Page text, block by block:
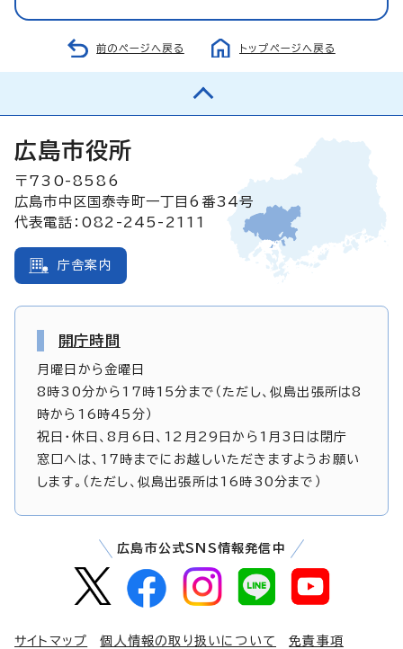
前のページへ戻る トップページへ戻る
広島市役所
〒730-8586
広島市中区国泰寺町一丁目6番34号
代表電話：082-245-2111
庁舎案内
開庁時間
月曜日から金曜日
8時30分から17時15分まで（ただし、似島出張所は8
時から16時45分）
祝日・休日、8月6日、12月29日から1月3日は閉庁
窓口へは、17時までにお越しいただきますようお願い
します。（ただし、似島出張所は16時30分まで）
広島市公式SNS情報発信中
サイトマップ 個人情報の取り扱いについて 免責事項